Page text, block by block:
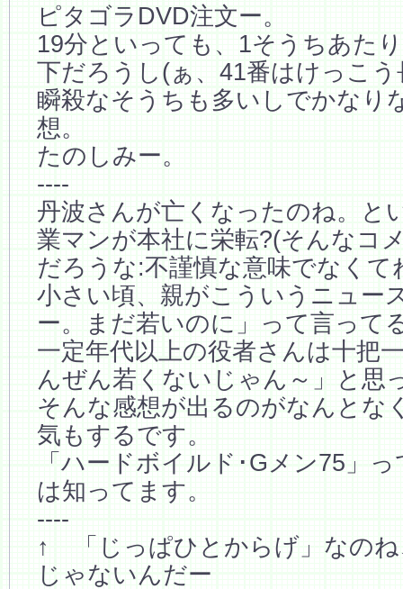
ピタゴラDVD注文ー。
19分といっても、1そうちあた
下だろうし(ぁ、41番はけっこ
瞬殺なそうちも多いしでかなり
想。
たのしみー。
----
丹波さんが亡くなったのね。と
業マンが本社に栄転?(そんなコ
だろうな:不謹慎な意味でなくて
小さい頃、親がこういうニュー
ー。まだ若いのに」って言って
一定年代以上の役者さんは十把
んぜん若くないじゃん～」と思
そんな感想が出るのがなんとな
気もするです。
「ハードボイルド･Gメン75」
は知ってます。
----
↑ 「じっぱひとからげ」なのね
じゃないんだー